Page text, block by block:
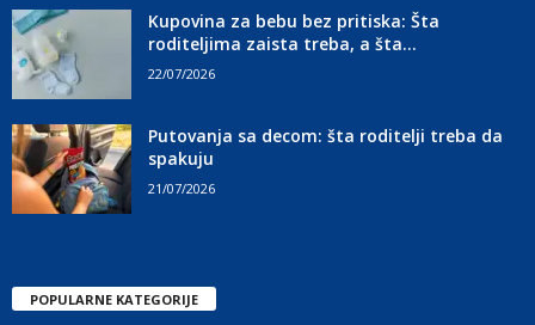
Kupovina za bebu bez pritiska: Šta
roditeljima zaista treba, a šta...
22/07/2026
Putovanja sa decom: šta roditelji treba da
spakuju
21/07/2026
POPULARNE KATEGORIJE